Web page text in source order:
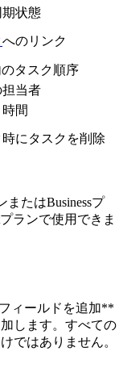
状態
へのリンク
のタスク順序
担当者
間
にタスクを削除
またはBusinessプ
ランで使用できま
ィールドを追加**
します。すべての
ではありません。